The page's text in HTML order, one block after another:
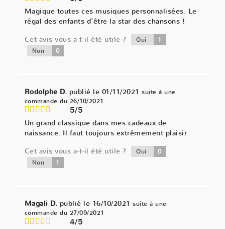
Magique toutes ces musiques personnalisées. Le
régal des enfants d'être la star des chansons !
Cet avis vous a-t-il été utile ?
Oui 1
Non 0
Rodolphe D. publié le 01/11/2021 suite à une
commande du 26/10/2021
5/5
Un grand classique dans mes cadeaux de
naissance. Il faut toujours extrêmement plaisir
Cet avis vous a-t-il été utile ?
Oui 0
Non 1
Magali D. publié le 16/10/2021 suite à une
commande du 27/09/2021
4/5